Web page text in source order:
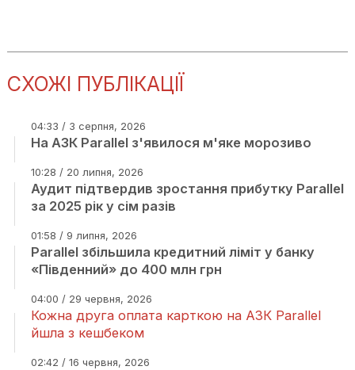
СХОЖІ ПУБЛІКАЦІЇ
04:33 / 3 серпня, 2026
На АЗК Parallel з'явилося м'яке морозиво
10:28 / 20 липня, 2026
Аудит підтвердив зростання прибутку Parallel
за 2025 рік у сім разів
01:58 / 9 липня, 2026
Parallel збільшила кредитний ліміт у банку
«Південний» до 400 млн грн
04:00 / 29 червня, 2026
Кожна друга оплата карткою на АЗК Parallel
йшла з кешбеком
02:42 / 16 червня, 2026